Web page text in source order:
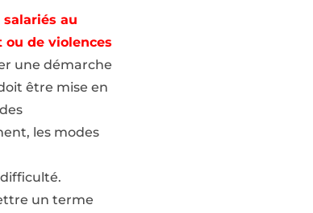
au
ou de violences
une démarche
être mise en
les modes
un terme